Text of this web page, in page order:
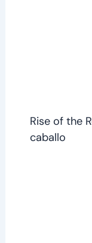
Rise of the
caballo